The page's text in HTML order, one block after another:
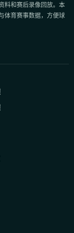
料和赛后录像回放。本
体育赛事数据，方便球